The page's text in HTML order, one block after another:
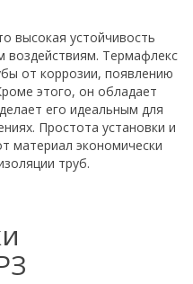
высокая устойчивость
воздействиям. Термафлекс
от коррозии, появлению
этого, он обладает
его идеальным для
Простота установки и
материал экономически
труб.